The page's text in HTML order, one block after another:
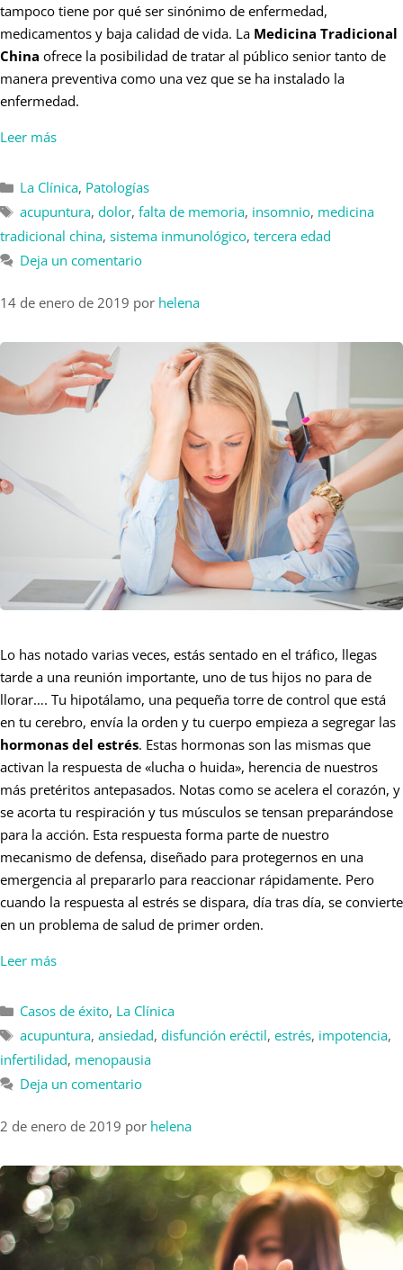
tampoco tiene por qué ser sinónimo de enfermedad,
medicamentos y baja calidad de vida. La Medicina Tradicional
China ofrece la posibilidad de tratar al público senior tanto de
manera preventiva como una vez que se ha instalado la
enfermedad.
Leer más
La Clínica, Patologías
acupuntura, dolor, falta de memoria, insomnio, medicina
tradicional china, sistema inmunológico, tercera edad
Deja un comentario
14 de enero de 2019 por helena
Lo has notado varias veces, estás sentado en el tráfico, llegas
tarde a una reunión importante, uno de tus hijos no para de
llorar…. Tu hipotálamo, una pequeña torre de control que está
en tu cerebro, envía la orden y tu cuerpo empieza a segregar las
hormonas del estrés. Estas hormonas son las mismas que
activan la respuesta de «lucha o huida», herencia de nuestros
más pretéritos antepasados. Notas como se acelera el corazón, y
se acorta tu respiración y tus músculos se tensan preparándose
para la acción. Esta respuesta forma parte de nuestro
mecanismo de defensa, diseñado para protegernos en una
emergencia al prepararlo para reaccionar rápidamente. Pero
cuando la respuesta al estrés se dispara, día tras día, se convierte
en un problema de salud de primer orden.
Leer más
Casos de éxito, La Clínica
acupuntura, ansiedad, disfunción eréctil, estrés, impotencia,
infertilidad, menopausia
Deja un comentario
2 de enero de 2019 por helena